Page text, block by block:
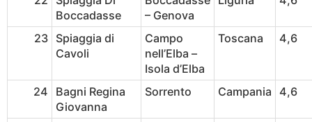
Boccadasse
– Genova
23 Spiaggia di
Cavoli
Campo
nell’Elba –
Isola d’Elba
Toscana 4,6
24
Bagni Regina
Giovanna
Sorrento Campania 4,6